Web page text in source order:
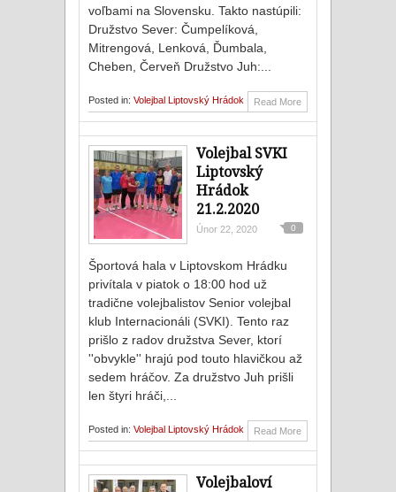
voľbami na Slovensku. Takto nastúpili:
Družstvo Sever: Čumpelíková,
Mitrengová, Lenková, Ďumbala,
Cheben, Červeň Družstvo Juh:...
Posted in: Volejbal Liptovský Hrádok Read More
Volejbal SVKI
Liptovský
Hrádok
21.2.2020
Únor 22, 2020 0
Športová hala v Liptovskom Hrádku
privítala v piatok o 18:00 hod už
tradične volejbalistov Senior volejbal
klub Internacionáli (SVKI). Tento raz
prišlo z radov družstva Sever, ktorí
''obvykle'' hrajú pod touto hlavičkou až
sedem hráčov. Za družstvo Juh prišli
len štyri hráči,...
Posted in: Volejbal Liptovský Hrádok Read More
Volejbaloví